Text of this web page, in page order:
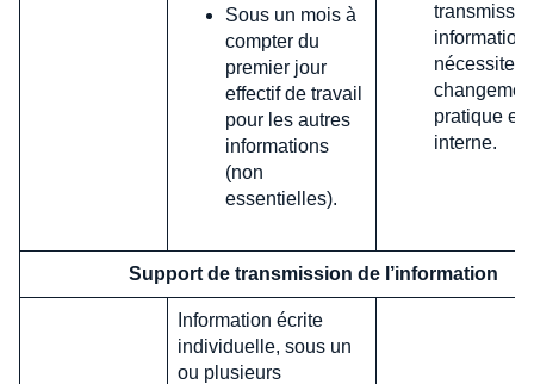
Sous un mois à
compter du
premier jour
effectif de travail
pour les autres
informations
(non
essentielles).
nécessiter
pratique en
interne.
Support de transmission de l’information
Information écrite
individuelle, sous un
ou plusieurs